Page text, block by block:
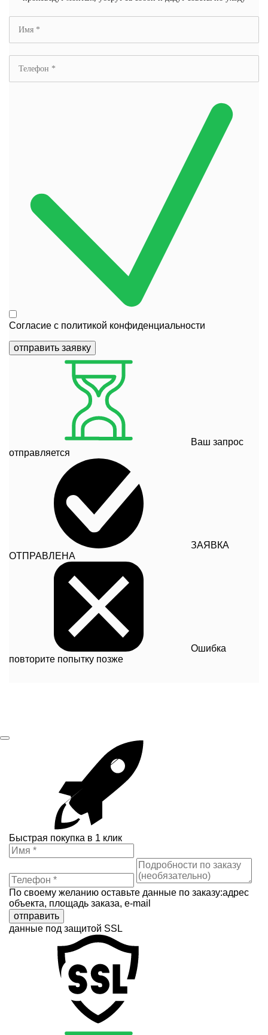
Согласие с политикой конфиденциальности
отправить заявку
Ваш запрос
отправляется
ЗАЯВКА
ОТПРАВЛЕНА
Ошибка
повторите попытку позже
Быстрая покупка в 1 клик
По своему желанию оставьте данные по заказу:адрес
объекта, площадь заказа, e-mail
отправить
данные под защитой SSL